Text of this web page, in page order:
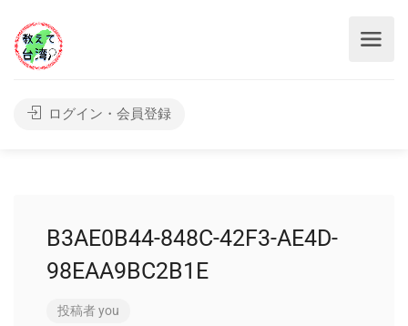
ログイン・会員登録
B3AE0B44-848C-42F3-AE4D-
98EAA9BC2B1E
投稿者you